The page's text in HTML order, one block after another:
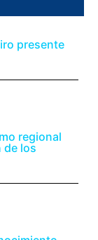
presente
regional
de los